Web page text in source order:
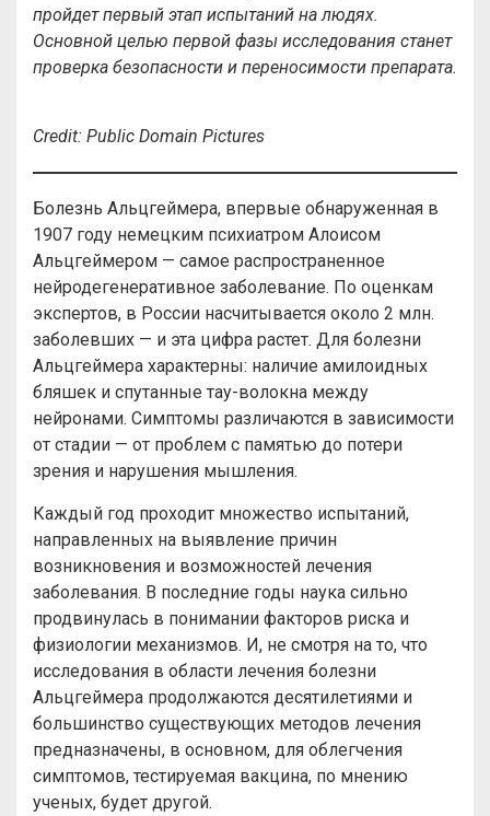
пройдет первый этап испытаний на людях.
Основной целью первой фазы исследования станет
проверка безопасности и переносимости препарата.
Credit: Public Domain Pictures
Болезнь Альцгеймера, впервые обнаруженная в
1907 году немецким психиатром Алоисом
Альцгеймером — самое распространенное
нейродегенеративное заболевание. По оценкам
экспертов, в России насчитывается около 2 млн.
заболевших — и эта цифра растет. Для болезни
Альцгеймера характерны: наличие амилоидных
бляшек и спутанные тау-волокна между
нейронами. Симптомы различаются в зависимости
от стадии — от проблем с памятью до потери
зрения и нарушения мышления.
Каждый год проходит множество испытаний,
направленных на выявление причин
возникновения и возможностей лечения
заболевания. В последние годы наука сильно
продвинулась в понимании факторов риска и
физиологии механизмов. И, не смотря на то, что
исследования в области лечения болезни
Альцгеймера продолжаются десятилетиями и
большинство существующих методов лечения
предназначены, в основном, для облегчения
симптомов, тестируемая вакцина, по мнению
ученых, будет другой.